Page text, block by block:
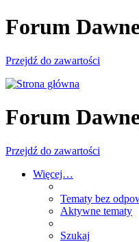
Forum
Przejdź do zawartości
Forum
Przejdź do zawartości
Więcej…
Tematy bez
Aktywne tematy
Szukaj